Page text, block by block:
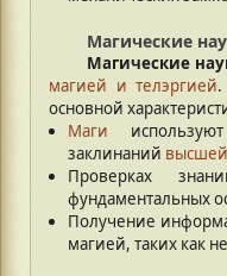
Магические
Магические
магией и телэргией.
основной
Маги
заклинаний
Проверках
фундаментальных
Получение
магией, таких как